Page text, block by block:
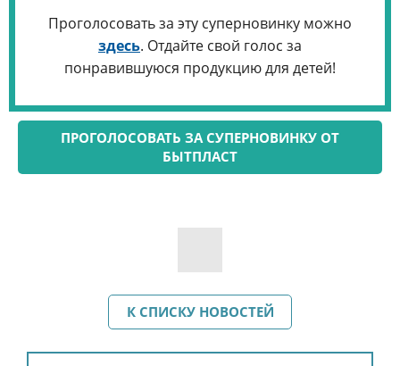
Проголосовать за эту суперновинку можно
здесь. Отдайте свой голос за
понравившуюся продукцию для детей!
ПРОГОЛОСОВАТЬ ЗА СУПЕРНОВИНКУ ОТ
БЫТПЛАСТ
К СПИСКУ НОВОСТЕЙ